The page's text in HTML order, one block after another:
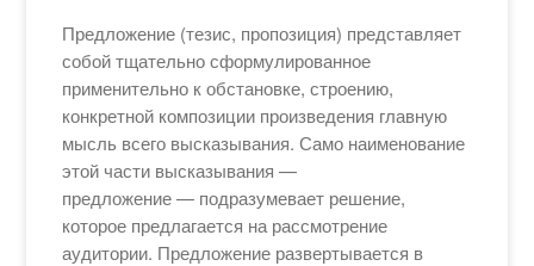
Предложение (тезис, пропозиция) представляет
собой тщательно сформулированное
применительно к обстановке, строению,
конкретной композиции произведения главную
мысль всего высказывания. Само наименование
этой части высказывания —
предложение — подразумевает решение,
которое предлагается на рассмотрение
аудитории. Предложение развертывается в